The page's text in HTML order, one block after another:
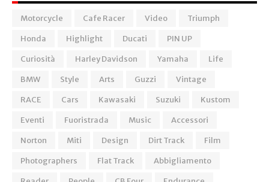
Motorcycle Cafe Racer Video
Triumph
Honda
Highlight Ducati
PIN UP
Curiosità
Harley Davidson Yamaha
Life
BMW
Style Arts Guzzi
Vintage
RACE
Cars Kawasaki Suzuki
Kustom
Eventi
Fuoristrada Music
Accessori
Norton
Miti Design Dirt Track
Film
Photographers
Flat Track
Abbigliamento